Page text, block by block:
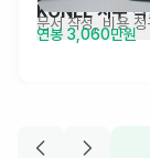
KONEE 사무
문서 작성, 비용 청
연봉 3,060만원